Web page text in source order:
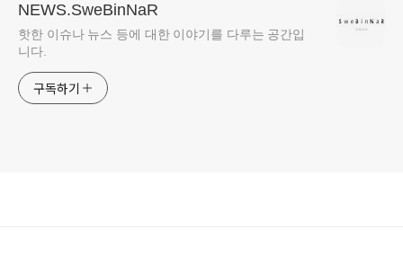
NEWS.SweBinNaR
핫한 이슈나 뉴스 등에 대한 이야기를 다루는 공간입
니다.
구독하기